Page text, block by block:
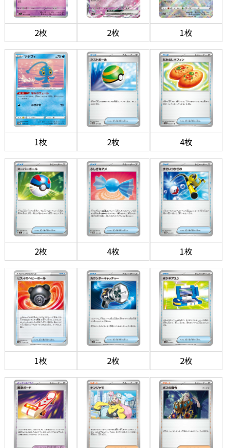
2枚 2枚 1枚
1枚 2枚 4枚
2枚 4枚 1枚
1枚 2枚 2枚